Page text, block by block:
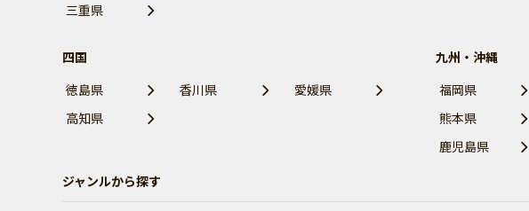
三重県
四国
徳島県
香川県
愛媛県
高知県
九州・沖縄
福岡県
熊本県
鹿児島県
ジャンルから探す